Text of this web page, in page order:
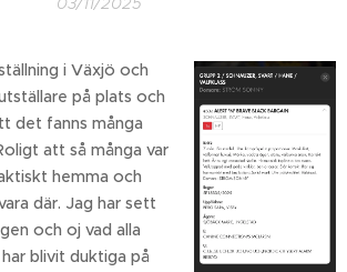
i Växjö och
på plats och
det fanns många
att så många var
hemma och
där. Jag har sett
och oj vad alla
blivit duktiga på